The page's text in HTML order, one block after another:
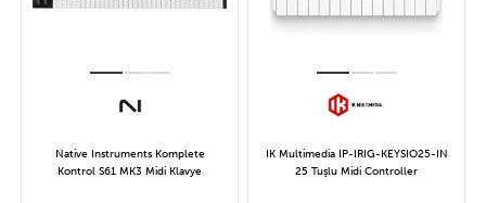
Native Instruments Komplete
Kontrol S61 MK3 Midi Klavye
IK Multimedia IP-IRIG-KEYSIO25-IN
25 Tuşlu Midi Controller